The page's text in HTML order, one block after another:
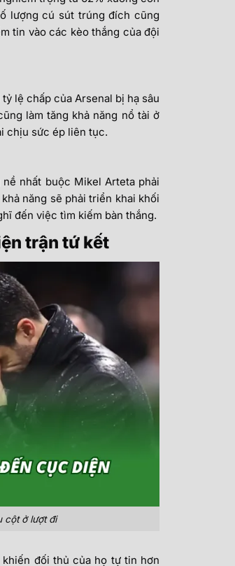
lượng cú sút trúng đích cũng
tin vào các kèo thắng của đội
lệ chấp của Arsenal bị hạ sâu
làm tăng khả năng nổ tài ở
chịu sức ép liên tục.
nhất buộc Mikel Arteta phải
năng sẽ phải triển khai khối
đến việc tìm kiếm bàn thắng.
trận tứ kết
cột ở lượt đi
đối thủ của họ tự tin hơn